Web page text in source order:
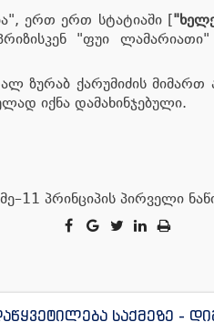
ერთ ერთ სტატიაში [
"ფუი
ზურაბ ქარუმიძის მიმართ
იქნა დამახინჯებული.
პრინციპის პირველი
საქმეზე -